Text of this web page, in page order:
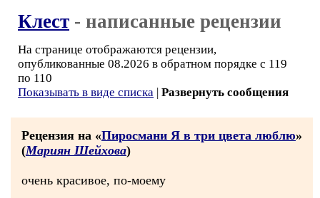
Клест - написанные рецензии
На странице отображаются рецензии,
опубликованные 08.2026 в обратном порядке с 119
по 110
Показывать в виде списка | Развернуть сообщения
Рецензия на «Пиросмани Я в три цвета люблю»
(Мариян Шейхова)
очень красивое, по-моему